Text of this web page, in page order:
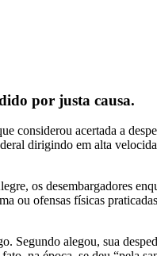
por justa causa.
acertada a
dirigindo em alta
os desembargadores
ofensas físicas
Segundo alegou, sua